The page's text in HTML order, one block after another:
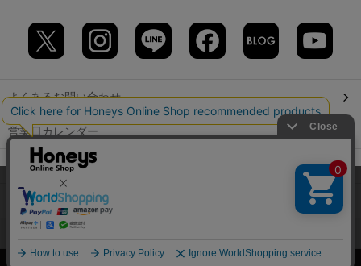
よくあるお問い合わせ
営業日カレンダー
店舗検索
GLOBAL GUIDE（海外からご利用のお客様）
当サイトでは、サイトの利便性向上のため、クッキー(Cookie)を使
用しています。詳しくは「
」をご覧くださ
OK